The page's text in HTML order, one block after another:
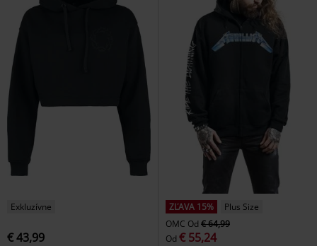
Exkluzívne
€ 43,99
ZĽAVA 15%
Plus Size
OMC Od € 64,99
Od € 55,24